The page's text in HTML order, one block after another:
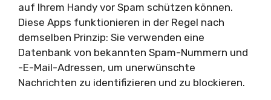
auf Ihrem Handy vor Spam schützen können.
Diese Apps funktionieren in der Regel nach
demselben Prinzip: Sie verwenden eine
Datenbank von bekannten Spam-Nummern und
-E-Mail-Adressen, um unerwünschte
Nachrichten zu identifizieren und zu blockieren.